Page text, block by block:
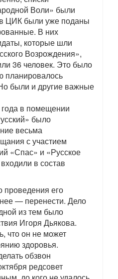
Воли» были
ЦИК были уже поданы
В них
которые шли
Возрождения»,
36 человек. Это было
планировалось
были и другие важные
в помещении
было
весьма
с участием
«Спас» и «Русское
в состав
проведения его
— перенести. Дело
из тем было
Игоря Дьякова.
что он не может
здоровья.
обзвон
редсовет